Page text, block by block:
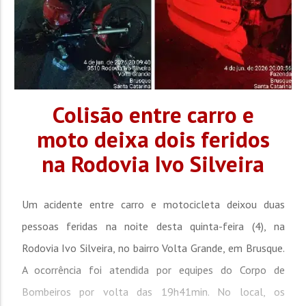
Colisão entre carro e
moto deixa dois feridos
na Rodovia Ivo Silveira
Um acidente entre carro e motocicleta deixou duas
pessoas feridas na noite desta quinta-feira (4), na
Rodovia Ivo Silveira, no bairro Volta Grande, em Brusque.
A ocorrência foi atendida por equipes do Corpo de
Bombeiros por volta das 19h41min. No local, os